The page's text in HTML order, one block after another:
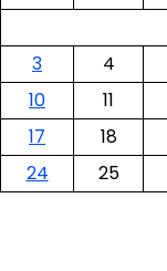
3
4
10
11
17
18
24
25